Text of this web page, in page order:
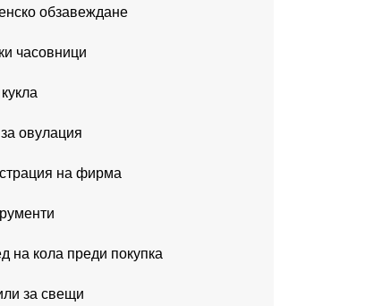
обзавеждане
часовници
за овулация
на фирма
на кола преди покупка
за свещи